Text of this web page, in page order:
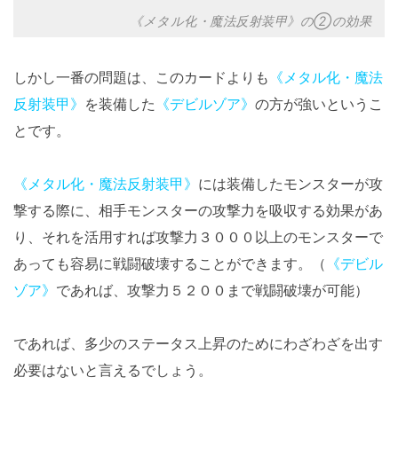
《メタル化・魔法反射装甲》の②の効果
しかし一番の問題は、このカードよりも 《メタル化・魔法
反射装甲》 を装備した 《デビルゾア》 の方が強いというこ
とです。
《メタル化・魔法反射装甲》 には装備したモンスターが攻
撃する際に、相手モンスターの攻撃力を吸収する効果があ
り、それを活用すれば攻撃力３０００以上のモンスターで
あっても容易に戦闘破壊することができます。（ 《デビル
ゾア》 であれば、攻撃力５２００まで戦闘破壊が可能）
であれば、多少のステータス上昇のためにわざわざを出す
必要はないと言えるでしょう。